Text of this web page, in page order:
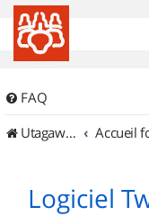
FAQ
UtagawaVTT (Randos VTT et VTTAE avec traces GPS)
Logiciel